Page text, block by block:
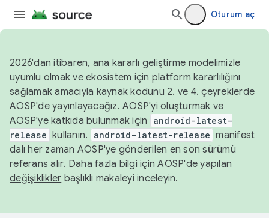
Oturum aç
2026'dan itibaren, ana kararlı geliştirme modelimizle
uyumlu olmak ve ekosistem için platform kararlılığını
sağlamak amacıyla kaynak kodunu 2. ve 4. çeyreklerde
AOSP'de yayınlayacağız. AOSP'yi oluşturmak ve
AOSP'ye katkıda bulunmak için
android-latest-
release kullanın. android-latest-release manifest
dalı her zaman AOSP'ye gönderilen en son sürümü
referans alır. Daha fazla bilgi içinAOSP'de yapılan
değişiklikler başlıklı makaleyi inceleyin.